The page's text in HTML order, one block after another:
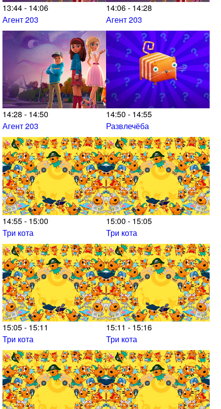
13:44 - 14:06
Агент 203
14:06 - 14:28
Агент 203
14:28 - 14:50
Агент 203
14:50 - 14:55
Развлечёба
14:55 - 15:00
Три кота
15:00 - 15:05
Три кота
15:05 - 15:11
Три кота
15:11 - 15:16
Три кота